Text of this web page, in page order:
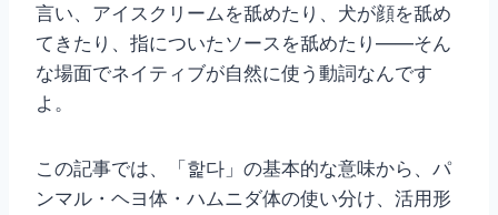
言い、アイスクリームを舐めたり、犬が顔を舐め
てきたり、指についたソースを舐めたり——そん
な場面でネイティブが自然に使う動詞なんです
よ。
この記事では、「핥다」の基本的な意味から、パ
ンマル・ヘヨ体・ハムニダ体の使い分け、活用形